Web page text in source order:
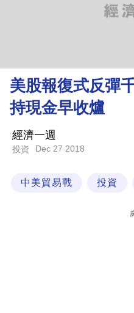
理
財
商
科
美股報復式反彈
持現金早收爐
經濟一週
投資 Dec 27 2018
中美貿易戰 投資